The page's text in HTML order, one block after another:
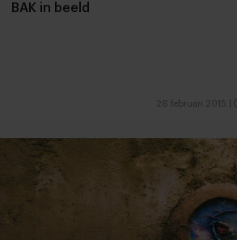
BAK in beeld
26 februari 2015